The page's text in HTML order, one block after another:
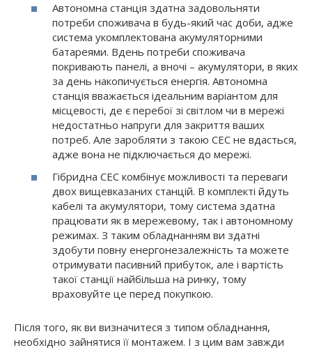
Автономна станція здатна задовольняти
потреби споживача в будь-який час доби, адже
система укомплектована акумуляторними
батареями. Вдень потреби споживача
покривають панелі, а вночі – акумулятори, в яких
за день накопичується енергія. Автономна
станція вважається ідеальним варіантом для
місцевості, де є перебої зі світлом чи в мережі
недостатньо напруги для закриття ваших
потреб. Але заробляти з такою СЕС не вдасться,
адже вона не підключається до мережі.
Гібридна СЕС комбінує можливості та переваги
двох вищевказаних станцій. В комплекті йдуть
кабелі та акумулятори, тому система здатна
працювати як в мережевому, так і автономному
режимах. З таким обладнанням ви здатні
здобути повну енергонезалежність та можете
отримувати пасивний прибуток, але і вартість
такої станції найбільша на ринку, тому
враховуйте це перед покупкою.
Після того, як ви визначитеся з типом обладнання,
необхідно зайнятися її монтажем. І з цим вам завжди